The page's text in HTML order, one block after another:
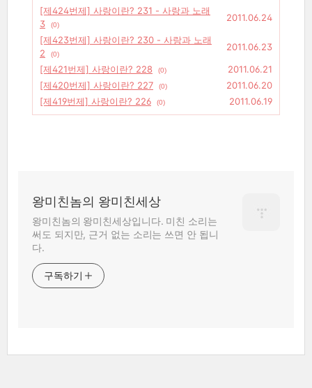
[제424번제] 사랑이란? 231 - 사랑과 노래
3
(0)
2011.06.24
[제423번제] 사랑이란? 230 - 사랑과 노래
2
(0)
2011.06.23
[제421번제] 사랑이란? 228
(0)
2011.06.21
[제420번제] 사랑이란? 227
(0)
2011.06.20
[제419번제] 사랑이란? 226
(0) 2011.06.19
왕미친놈의 왕미친세상
왕미친놈의 왕미친세상입니다. 미친 소리는
써도 되지만, 근거 없는 소리는 쓰면 안 됩니
다.
구독하기